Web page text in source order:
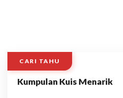
CARI TAHU
Kumpulan Kuis Menarik